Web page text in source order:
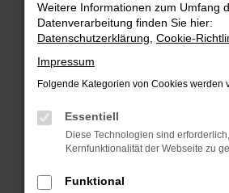
Überprüfe deine Firewall
Internetverbindung.
Suchmaschine?
Manche Erweiterungen, wie
können das Laden bestimmter
verhindern. Funktioniert die
Fenster?
Weitere Informationen zum Umfang
Datenverarbeitung finden Sie hier:
Datenschutzerklärung Cookie-
Impressum
Folgende Kategorien von Cookies werden
Essentiell
Diese Technologien sind
Kernfunktionalität der Webseite zu
Funktional